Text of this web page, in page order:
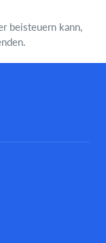
beisteuern kann,